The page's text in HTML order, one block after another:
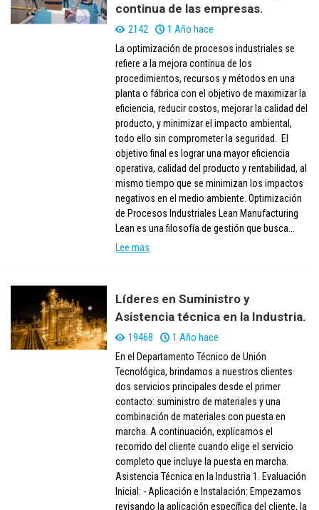
continua de las empresas.
2142
1 Año hace
La optimización de procesos industriales se
refiere a la mejora continua de los
procedimientos, recursos y métodos en una
planta o fábrica con el objetivo de maximizar la
eficiencia, reducir costos, mejorar la calidad del
producto, y minimizar el impacto ambiental,
todo ello sin comprometer la seguridad. El
objetivo final es lograr una mayor eficiencia
operativa, calidad del producto y rentabilidad, al
mismo tiempo que se minimizan los impactos
negativos en el medio ambiente. Optimización
de Procesos Industriales Lean Manufacturing
Lean es una filosofía de gestión que busca...
Lee mas
Líderes en Suministro y
Asistencia técnica en la Industria.
19468
1 Año hace
En el Departamento Técnico de Unión
Tecnológica, brindamos a nuestros clientes
dos servicios principales desde el primer
contacto: suministro de materiales y una
combinación de materiales con puesta en
marcha. A continuación, explicamos el
recorrido del cliente cuando elige el servicio
completo que incluye la puesta en marcha.
Asistencia Técnica en la Industria 1. Evaluación
Inicial: - Aplicación e Instalación: Empezamos
revisando la aplicación específica del cliente, la